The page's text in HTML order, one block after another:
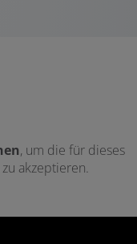
, um die für dieses
akzeptieren.